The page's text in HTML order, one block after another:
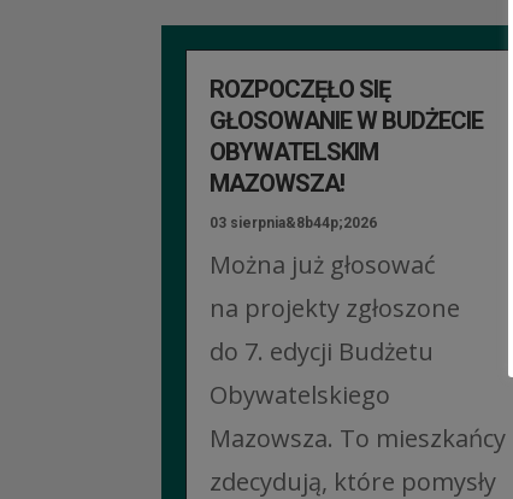
ROZPOCZĘŁO SIĘ
GŁOSOWANIE W BUDŻECIE
OBYWATELSKIM
MAZOWSZA!
03 sierpnia&8b44p;2026
Można już głosować
na projekty zgłoszone
do 7. edycji Budżetu
Obywatelskiego
Mazowsza. To mieszkańcy
zdecydują, które pomysły